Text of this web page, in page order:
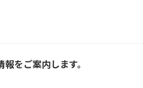
をご案内します。